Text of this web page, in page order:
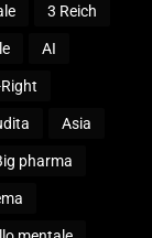
3 Reich
AI
Asia
pharma